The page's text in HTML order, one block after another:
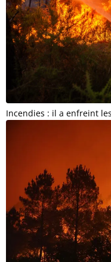
Incendies : il a enfreint